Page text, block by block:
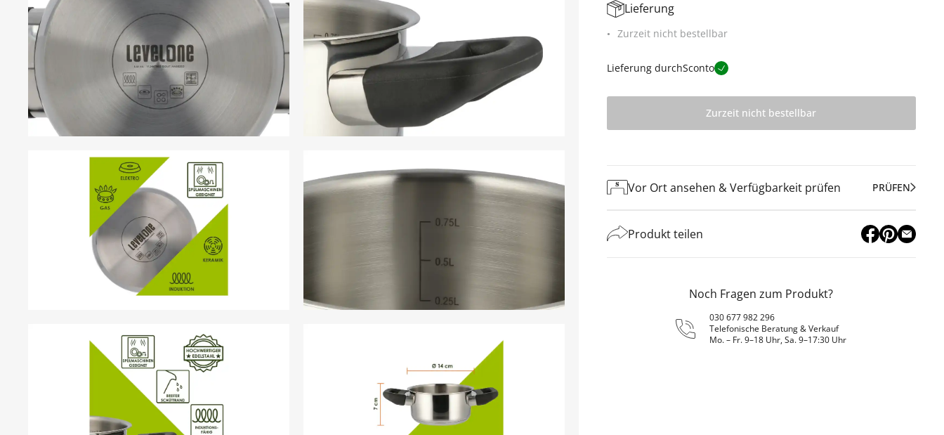
Lieferung
Zurzeit nicht bestellbar
Lieferung durchSconto
Zurzeit nicht bestellbar
Vor Ort ansehen & Verfügbarkeit prüfen PRÜFEN
Produkt teilen
Noch Fragen zum Produkt?
030 677 982 296
Telefonische Beratung & Verkauf
Mo. – Fr. 9–18 Uhr, Sa. 9–17:30 Uhr